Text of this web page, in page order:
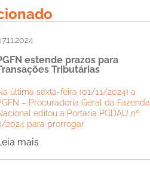
estende prazos para
Tributárias
última sexta-feira (01/11/2024) a
– Procuradoria Geral da Fazenda
editou a Portaria PGDAU nº
2024 para prorrogar
mais